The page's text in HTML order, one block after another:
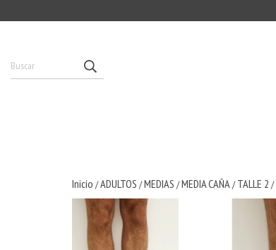
Inicio /ADULTOS /MEDIAS /MEDIA CAÑA / TALLE 2 /